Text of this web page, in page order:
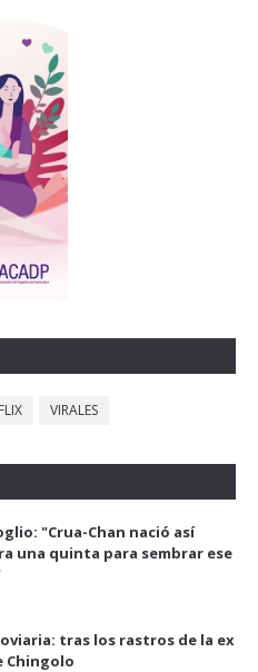
VIRALES
"Crua-Chan nació así
una quinta para sembrar ese
tras los rastros de la ex
Chingolo